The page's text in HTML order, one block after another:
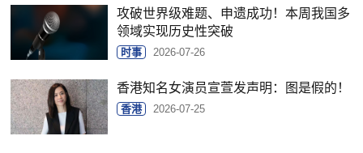
攻破世界级难题、申遗成功！本周我国多
领域实现历史性突破
时事 2026-07-26
香港知名女演员宣萱发声明：图是假的！
香港 2026-07-25